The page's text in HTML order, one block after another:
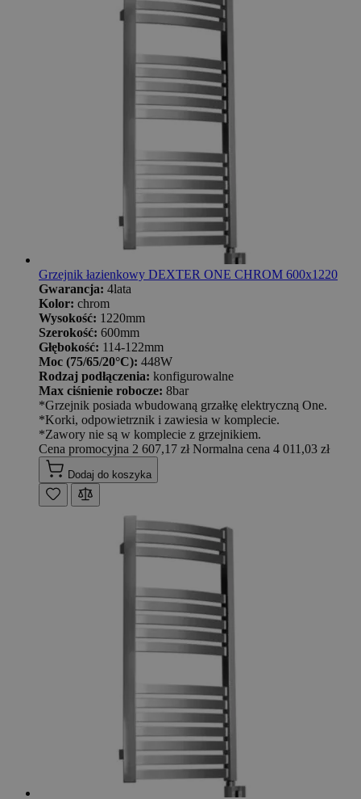
Grzejnik łazienkowy DEXTER ONE CHROM 600x1220
Gwarancja: 4lata
Kolor: chrom
Wysokość: 1220mm
Szerokość: 600mm
Głębokość: 114-122mm
Moc (75/65/20°C): 448W
Rodzaj podłączenia: konfigurowalne
Max ciśnienie robocze: 8bar
*Grzejnik posiada wbudowaną grzałkę elektryczną One.
*Korki, odpowietrznik i zawiesia w komplecie.
*Zawory nie są w komplecie z grzejnikiem.
Cena promocyjna 2 607,17 zł Normalna cena 4 011,03 zł
Dodaj do koszyka